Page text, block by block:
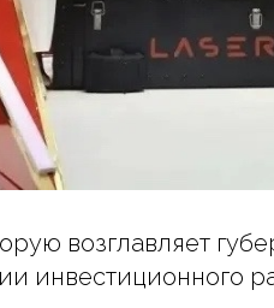
возглавляет
инвестиционного